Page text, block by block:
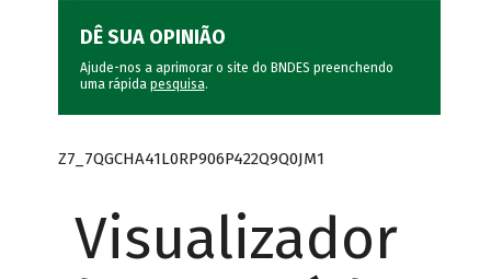
DÊ SUA OPINIÃO
Ajude-nos a aprimorar o site do BNDES preenchendo
uma rápida pesquisa.
Z7_7QGCHA41L0RP906P422Q9Q0JM1
Visualizador